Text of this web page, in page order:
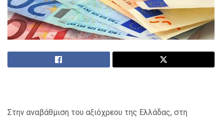
Στην αναβάθμιση του αξιόχρεου της Ελλάδας, στη